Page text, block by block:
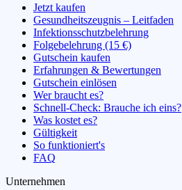
Jetzt kaufen
Gesundheitszeugnis – Leitfaden
Infektionsschutzbelehrung
Folgebelehrung (15 €)
Gutschein kaufen
Erfahrungen & Bewertungen
Gutschein einlösen
Wer braucht es?
Schnell-Check: Brauche ich eins?
Was kostet es?
Gültigkeit
So funktioniert's
FAQ
Unternehmen